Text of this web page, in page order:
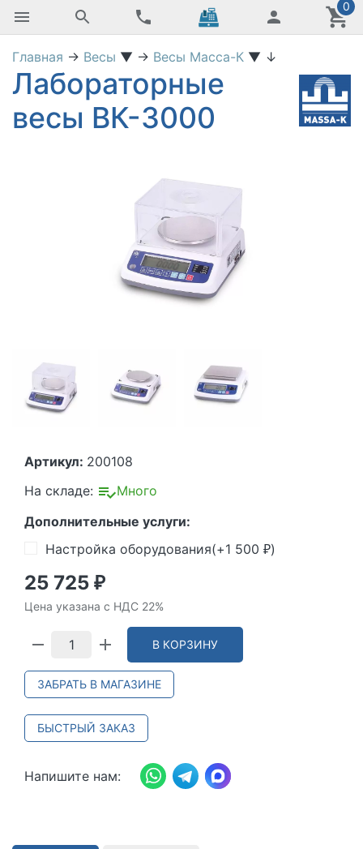
0
Главная → Весы ▼ → Весы Масса-К ▼ ↓
Лабораторные
весы ВК-3000
Артикул: 200108
На складе:
Много
Дополнительные услуги:
Настройка оборудования(+1 500 ₽)
25 725 ₽
Цена указана с НДС 22%
В КОРЗИНУ
ЗАБРАТЬ В МАГАЗИНЕ
БЫСТРЫЙ ЗАКАЗ
Напишите нам: